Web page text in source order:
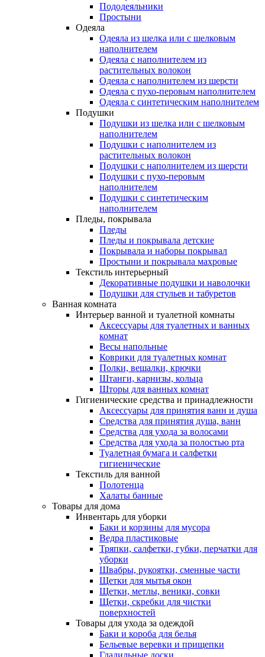
Пододеяльники
Простыни
Одеяла
Одеяла из шелка или с шелковым
наполнителем
Одеяла с наполнителем из
растительных волокон
Одеяла с наполнителем из шерсти
Одеяла с пухо-перовым наполнителем
Одеяла с синтетическим наполнителем
Подушки
Подушки из шелка или с шелковым
наполнителем
Подушки с наполнителем из
растительных волокон
Подушки с наполнителем из шерсти
Подушки с пухо-перовым
наполнителем
Подушки с синтетическим
наполнителем
Пледы, покрывала
Пледы
Пледы и покрывала детские
Покрывала и наборы покрывал
Простыни и покрывала махровые
Текстиль интерьерный
Декоративные подушки и наволочки
Подушки для стульев и табуретов
Ванная комната
Интерьер ванной и туалетной комнаты
Аксессуары для туалетных и ванных
комнат
Весы напольные
Коврики для туалетных комнат
Полки, вешалки, крючки
Штанги, карнизы, кольца
Шторы для ванных комнат
Гигиенические средства и принадлежности
Аксессуары для принятия ванн и душа
Средства для принятия душа, ванн
Средства для ухода за волосами
Средства для ухода за полостью рта
Туалетная бумага и салфетки
гигиенические
Текстиль для ванной
Полотенца
Халаты банные
Товары для дома
Инвентарь для уборки
Баки и корзины для мусора
Ведра пластиковые
Тряпки, салфетки, губки, перчатки для
уборки
Швабры, рукоятки, сменные части
Щетки для мытья окон
Щетки, метлы, веники, совки
Щетки, скребки для чистки
поверхностей
Товары для ухода за одеждой
Баки и короба для белья
Бельевые веревки и прищепки
Гладильные доски